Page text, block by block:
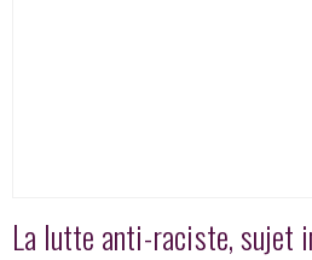
La lutte anti-raciste, sujet